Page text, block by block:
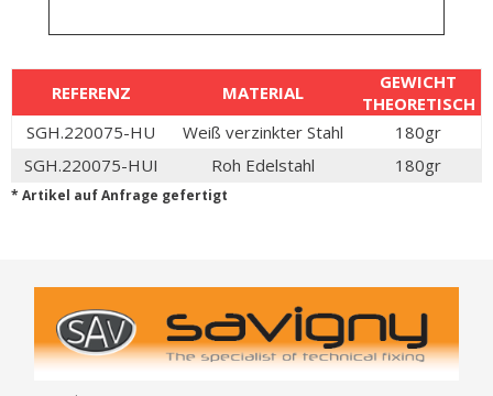
REFERENZ MATERIAL
GEWICHT
THEORETISCH
SGH.220075-HU
Weiß verzinkter Stahl
180gr
SGH.220075-HUI
Roh Edelstahl 180gr
* Artikel auf Anfrage gefertigt